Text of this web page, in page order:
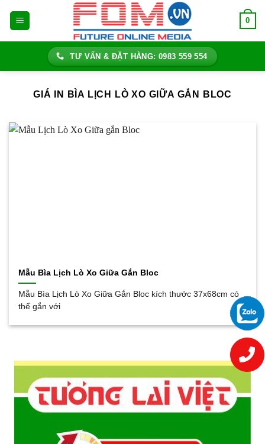
0
TƯ VẤN & ĐẶT HÀNG: 0983 559 554
GIÁ IN BÌA LỊCH LÒ XO GIỮA GẮN BLOC
Mẫu Bìa Lịch Lò Xo Giữa Gắn Bloc
Mẫu Bìa Lịch Lò Xo Giữa Gắn Bloc kích thước 37x68cm có
thể gắn với